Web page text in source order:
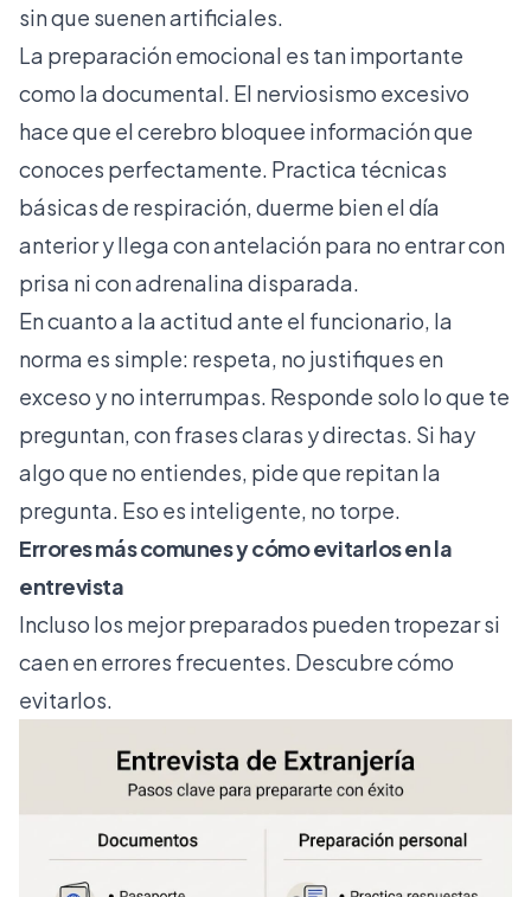
sin que suenen artificiales.
La preparación emocional es tan importante
como la documental. El nerviosismo excesivo
hace que el cerebro bloquee información que
conoces perfectamente. Practica técnicas
básicas de respiración, duerme bien el día
anterior y llega con antelación para no entrar con
prisa ni con adrenalina disparada.
En cuanto a la actitud ante el funcionario, la
norma es simple: respeta, no justifiques en
exceso y no interrumpas. Responde solo lo que te
preguntan, con frases claras y directas. Si hay
algo que no entiendes, pide que repitan la
pregunta. Eso es inteligente, no torpe.
Errores más comunes y cómo evitarlos en la
entrevista
Incluso los mejor preparados pueden tropezar si
caen en errores frecuentes. Descubre cómo
evitarlos.